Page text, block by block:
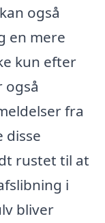
også
en mere
kun efter
også
fra
disse
rustet til at
i
bliver